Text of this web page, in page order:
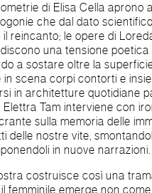
di Elisa Cella aprono
che dal dato
il reincanto; le opere di
una tensione poetica
a sostare oltre la
in scena corpi contorti e
in architetture quotidiane
Elettra Tam interviene con
sulla memoria delle
delle nostre vite,
in nuove narrazioni.
costruisce così una
femminile emerge non